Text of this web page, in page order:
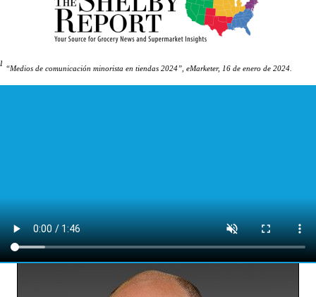
1
“Medios de comunicación minorista en tiendas 2024”, eMarketer, 16 de enero de 2024.